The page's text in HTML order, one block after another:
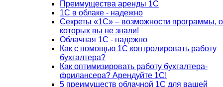
Преимущества аренды 1С
1С в облаке - надежно
Секреты «1С» – возможности программы, о
которых вы не знали!
Облачная 1С - надежно
Как с помощью 1С контролировать работу
бухгалтера?
Как оптимизировать работу бухгалтера-
фрилансера? Арендуйте 1С!
5 преимуществ облачной 1С для вашей